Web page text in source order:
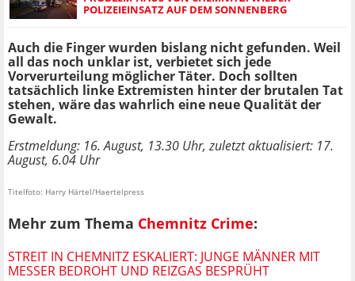
POLIZEIEINSATZ AUF DEM SONNENBERG
Auch die Finger wurden bislang nicht gefunden. Weil
all das noch unklar ist, verbietet sich jede
Vorverurteilung möglicher Täter. Doch sollten
tatsächlich linke Extremisten hinter der brutalen Tat
stehen, wäre das wahrlich eine neue Qualität der
Gewalt.
Erstmeldung: 16. August, 13.30 Uhr, zuletzt aktualisiert: 17.
August, 6.04 Uhr
Titelfoto: Harry Härtel/Haertelpress
Mehr zum Thema Chemnitz Crime:
STREIT IN CHEMNITZ ESKALIERT: JUNGE MÄNNER MIT
MESSER BEDROHT UND REIZGAS BESPRÜHT